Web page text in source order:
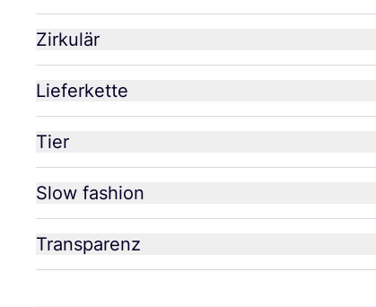
Zirkulär
Lieferkette
Tier
Slow fashion
Transparenz